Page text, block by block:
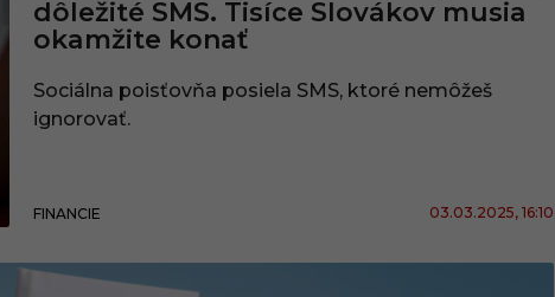
dôležité SMS. Tisíce Slovákov musia
okamžite konať
Sociálna poisťovňa posiela SMS, ktoré nemôžeš
ignorovať.
FINANCIE 03.03.2025, 16:10